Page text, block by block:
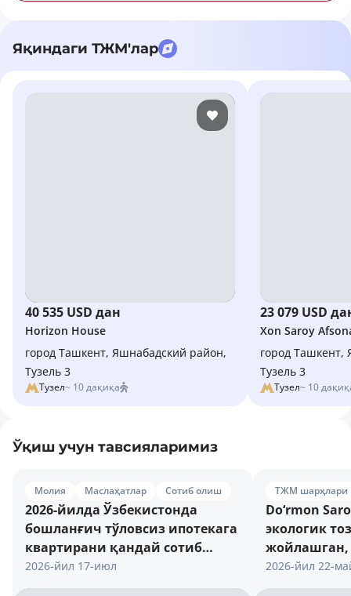
Яқиндаги ТЖМ'лар
40 535 USD дан
Horizon House
город Ташкент, Яшнабадский район,
Тузель 3
Тузел~ 10 дақиқа
23 079 USD
Xon Saroy
город Ташкент,
Тузель 3
Тузел~ 10
Ўқиш учун тавсияларимиз
Молия Маслаҳатлар Сотиб олиш
2026-йилда Ўзбекистонда
бошланғич тўловсиз ипотекага
квартирани қандай сотиб
олиш мумкин
2026-йил 17-июл
ТЖМ шарҳлари
Do‘rmon
экологик
замонавий
турар-жой
2026-йил 22-